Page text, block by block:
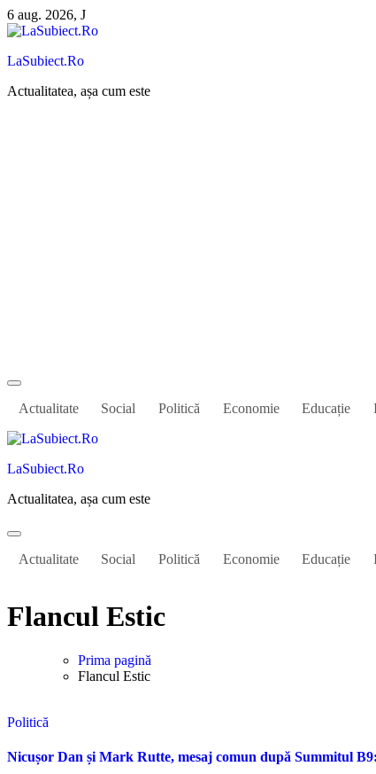
Sari
la
6 aug. 2026, J
LaSubiect.Ro
Actualitatea, așa cum este
Actualitate Social Politică Economie Educație
LaSubiect.Ro
Actualitatea, așa cum este
Actualitate Social Politică Economie Educație
Flancul Estic
Prima pagină
Flancul Estic
Politică
Nicușor Dan și Mark Rutte, mesaj comun după Summitul